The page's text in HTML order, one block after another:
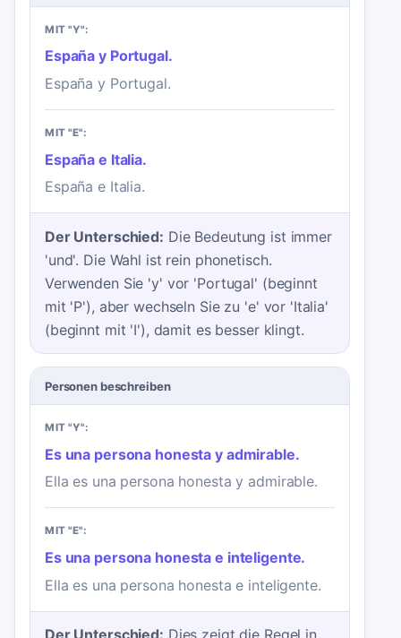
MIT "Y":
España y Portugal.
España y Portugal.
MIT "E":
España e Italia.
España e Italia.
Der Unterschied: Die Bedeutung ist immer
'und'. Die Wahl ist rein phonetisch.
Verwenden Sie 'y' vor 'Portugal' (beginnt
mit 'P'), aber wechseln Sie zu 'e' vor 'Italia'
(beginnt mit 'I'), damit es besser klingt.
Personen beschreiben
MIT "Y":
Es una persona honesta y admirable.
Ella es una persona honesta y admirable.
MIT "E":
Es una persona honesta e inteligente.
Ella es una persona honesta e inteligente.